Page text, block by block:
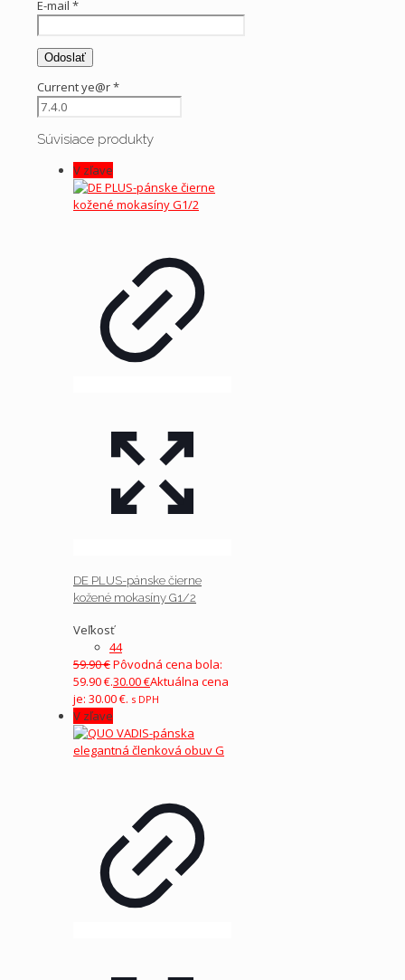
E-mail *
Current ye@r*
Súvisiace produkty
V zľave
DE PLUS-pánske čierne
kožené mokasíny G1/2
Veľkosť
44
59.90€Pôvodná cena bola:
59.90 €.30.00€Aktuálna cena
je: 30.00 €. s DPH
V zľave